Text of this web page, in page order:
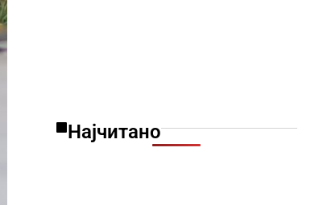
Најчитано